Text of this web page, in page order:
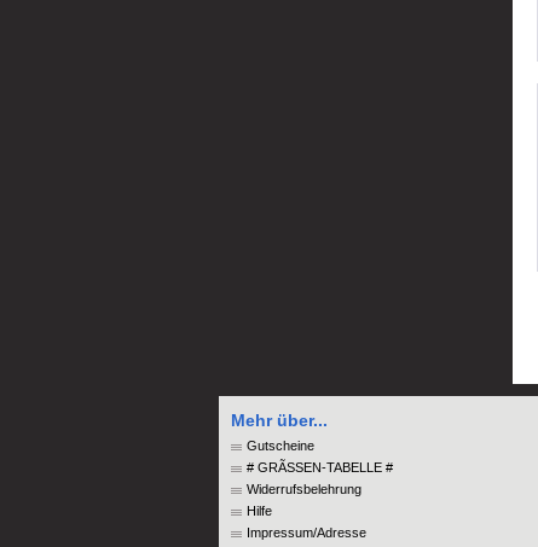
Mehr über...
Gutscheine
# GRÃSSEN-TABELLE #
Widerrufsbelehrung
Hilfe
Impressum/Adresse